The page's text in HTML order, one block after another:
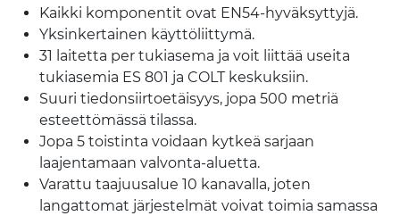
Kaikki komponentit ovat EN54-hyväksyttyjä.
Yksinkertainen käyttöliittymä.
31 laitetta per tukiasema ja voit liittää useita
tukiasemia ES 801 ja COLT keskuksiin.
Suuri tiedonsiirtoetäisyys, jopa 500 metriä
esteettömässä tilassa.
Jopa 5 toistinta voidaan kytkeä sarjaan
laajentamaan valvonta-aluetta.
Varattu taajuusalue 10 kanavalla, joten
langattomat järjestelmät voivat toimia samassa